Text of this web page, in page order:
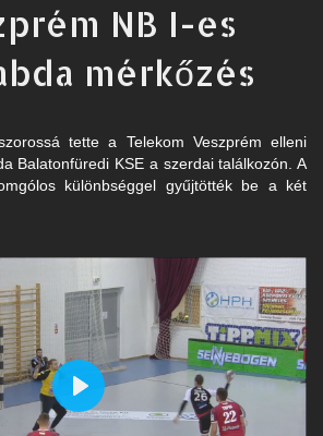
NB I-es
mérkőzés
tette a Telekom Veszprém elleni
Balatonfüredi KSE a szerdai találkozón. A
különbséggel gyűjtötték be a két
Play